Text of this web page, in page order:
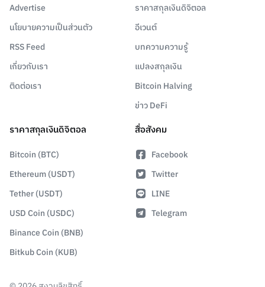
Advertise
นโยบายความเป็นส่วนตัว
RSS Feed
เกี่ยวกับเรา
ติดต่อเรา
ราคาสกุลเงินดิจิตอล
อีเวนต์
บทความความรู้
แปลงสกุลเงิน
Bitcoin Halving
ข่าว DeFi
ราคาสกุลเงินดิจิตอล
Bitcoin (BTC)
Ethereum (USDT)
Tether (USDT)
USD Coin (USDC)
Binance Coin (BNB)
Bitkub Coin (KUB)
สื่อสังคม
Facebook
Twitter
LINE
Telegram